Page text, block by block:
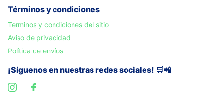
Términos y condiciones
Terminos y condiciones del sitio
Aviso de privacidad
Política de envíos
¡Síguenos en nuestras redes sociales! 🛒📲